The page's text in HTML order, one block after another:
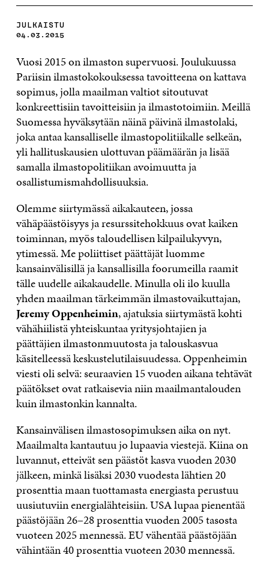
JULKAISTU
04.03.2015
Vuosi 2015 on ilmaston supervuosi. Joulukuussa
Pariisin ilmastokokouksessa tavoitteena on kattava
sopimus, jolla maailman valtiot sitoutuvat
konkreettisiin tavoitteisiin ja ilmastotoimiin. Meillä
Suomessa hyväksytään näinä päivinä ilmastolaki,
joka antaa kansalliselle ilmastopolitiikalle selkeän,
yli hallituskausien ulottuvan päämäärän ja lisää
samalla ilmastopolitiikan avoimuutta ja
osallistumismahdollisuuksia.
Olemme siirtymässä aikakauteen, jossa
vähäpäästöisyys ja resurssitehokkuus ovat kaiken
toiminnan, myös taloudellisen kilpailukyvyn,
ytimessä. Me poliittiset päättäjät luomme
kansainvälisillä ja kansallisilla foorumeilla raamit
tälle uudelle aikakaudelle. Minulla oli ilo kuulla
yhden maailman tärkeimmän ilmastovaikuttajan,
Jeremy Oppenheimin, ajatuksia siirtymästä kohti
vähähiilistä yhteiskuntaa yritysjohtajien ja
päättäjien ilmastonmuutosta ja talouskasvua
käsitelleessä keskustelutilaisuudessa. Oppenheimin
viesti oli selvä: seuraavien 15 vuoden aikana tehtävät
päätökset ovat ratkaisevia niin maailmantalouden
kuin ilmastonkin kannalta.
Kansainvälisen ilmastosopimuksen aika on nyt.
Maailmalta kantautuu jo lupaavia viestejä. Kiina on
luvannut, etteivät sen päästöt kasva vuoden 2030
jälkeen, minkä lisäksi 2030 vuodesta lähtien 20
prosenttia maan tuottamasta energiasta perustuu
uusiutuviin energialähteisiin. USA lupaa pienentää
päästöjään 26–28 prosenttia vuoden 2005 tasosta
vuoteen 2025 mennessä. EU vähentää päästöjään
vähintään 40 prosenttia vuoteen 2030 mennessä.